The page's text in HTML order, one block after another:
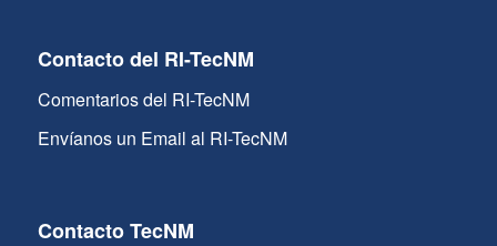
Contacto del RI-TecNM
Comentarios del RI-TecNM
Envíanos un Email al RI-TecNM
Contacto TecNM